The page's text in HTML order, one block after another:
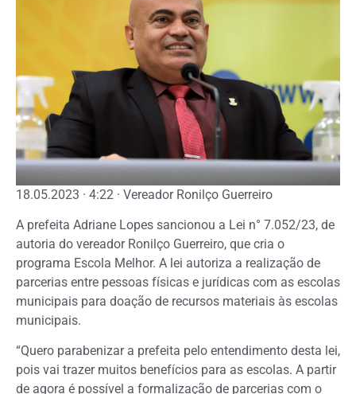
18.05.2023 · 4:22 · Vereador Ronilço Guerreiro
A prefeita Adriane Lopes sancionou a Lei n° 7.052/23, de
autoria do vereador Ronilço Guerreiro, que cria o
programa Escola Melhor. A lei autoriza a realização de
parcerias entre pessoas físicas e jurídicas com as escolas
municipais para doação de recursos materiais às escolas
municipais.
“Quero parabenizar a prefeita pelo entendimento desta lei,
pois vai trazer muitos benefícios para as escolas. A partir
de agora é possível a formalização de parcerias com o